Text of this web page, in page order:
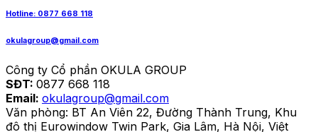
Hotline: 0877 668 118
okulagroup@gmail.com
Công ty Cổ phần OKULA GROUP
SĐT: 0877 668 118
Email: okulagroup@gmail.com
Văn phòng: BT An Viên 22, Đường Thành Trung, Khu
đô thị Eurowindow Twin Park, Gia Lâm, Hà Nội, Việt